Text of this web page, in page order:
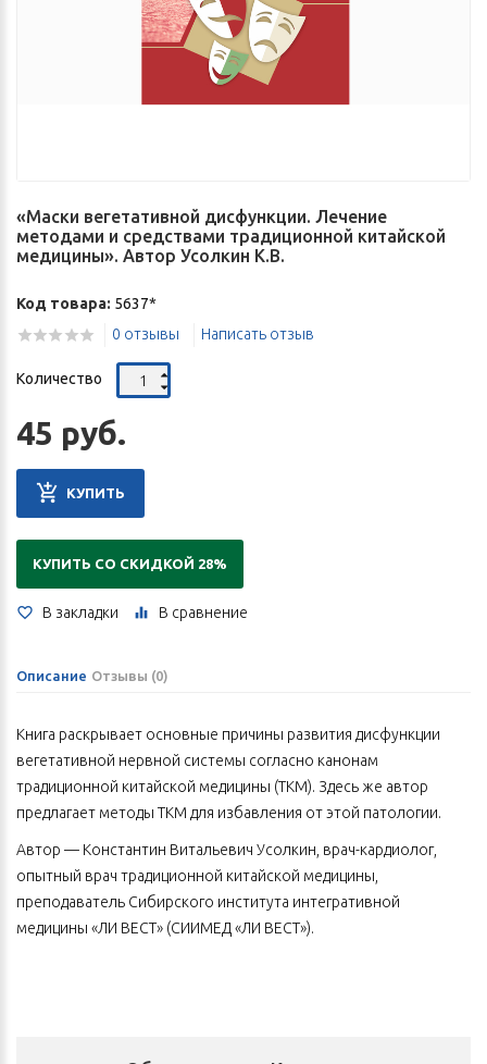
«Маски вегетативной дисфункции. Лечение
методами и средствами традиционной китайской
медицины». Автор Усолкин К.В.
Код товара: 5637*
0 отзывы
Написать отзыв
Количество
45 руб.
КУПИТЬ
КУПИТЬ СО СКИДКОЙ 28%
В закладки В сравнение
Описание Отзывы (0)
Книга раскрывает основные причины развития дисфункции
вегетативной нервной системы согласно канонам
традиционной китайской медицины (ТКМ). Здесь же автор
предлагает методы ТКМ для избавления от этой патологии.
Автор — Константин Витальевич Усолкин, врач-кардиолог,
опытный врач традиционной китайской медицины,
преподаватель Сибирского института интегративной
медицины «ЛИ ВЕСТ» (СИИМЕД «ЛИ ВЕСТ»).